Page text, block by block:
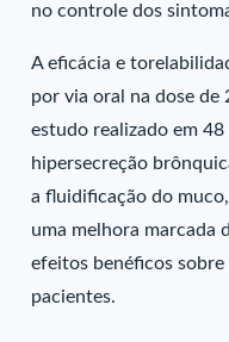
no controle dos
A eficácia e
por via oral na dose
estudo realizado em
hipersecreção
a fluidificação do
uma melhora marcada
efeitos benéficos
pacientes.